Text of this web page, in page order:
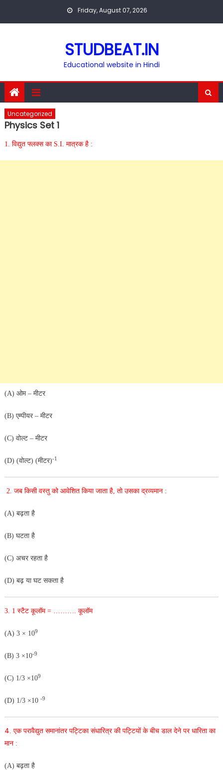
Friday, August 07, 2026
STUDBEAT.IN
Educational website in Hindi
Uncategorized
Physics Set 1
1. विद्युत फ्लक्स का S.I. मात्रक है :
(A) ओम – मीटर
(B) एम्पीयर – मीटर
(C) वोल्ट – मीटर
(D) (वोल्ट) (मीटर)-1
2. जब किसी वस्तु को आवेशित किया जाता है, तो उसका द्रव्यमान :
(A) बढ़ता है
(B) घटता है
(C) अचर रहता है
(D) बढ़ या घट सकता है
3. 1 स्टैट कूलॉम = ………. कूलॉम
(A) 3 × 109
(B) 3 ×10-9
(C) 1/3 ×109
(D) 1/3 ×10 -9
4. एक परावैद्युत समानांतर पट्टिका संधारित्र की पट्टियों के बीच डाल देने पर धारिता का
मान :
(A) बढ़ता है